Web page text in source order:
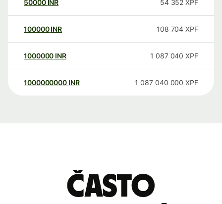
50000 INR 54 352 XPF
100000 INR 108 704 XPF
1000000 INR 1 087 040 XPF
1000000000 INR 1 087 040 000 XPF
Často